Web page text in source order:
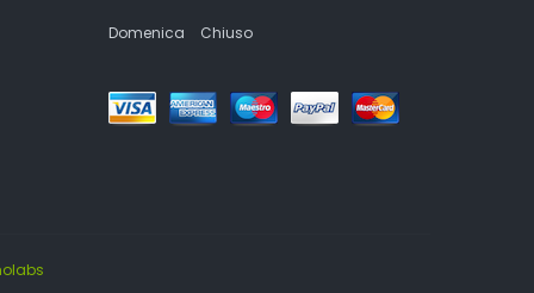
Domenica Chiuso